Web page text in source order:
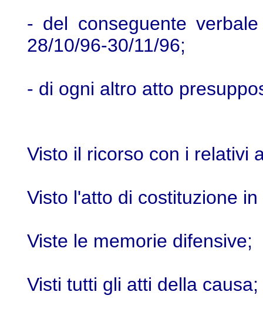
- del conseguente
28/10/96-30/11/96;
- di ogni altro atto
Visto il ricorso con i relativi
Visto l'atto di costituzione
Viste le memorie difensive;
Visti tutti gli atti della causa;